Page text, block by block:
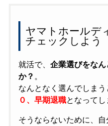
ヤマトホールデ
チェックしよう
就活で、 企業選びをな
か？ 。
なんとなく選んでしま
０、早期退職となってし
そうならないために、